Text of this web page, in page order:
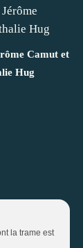
Camut et
Hug
la trame est